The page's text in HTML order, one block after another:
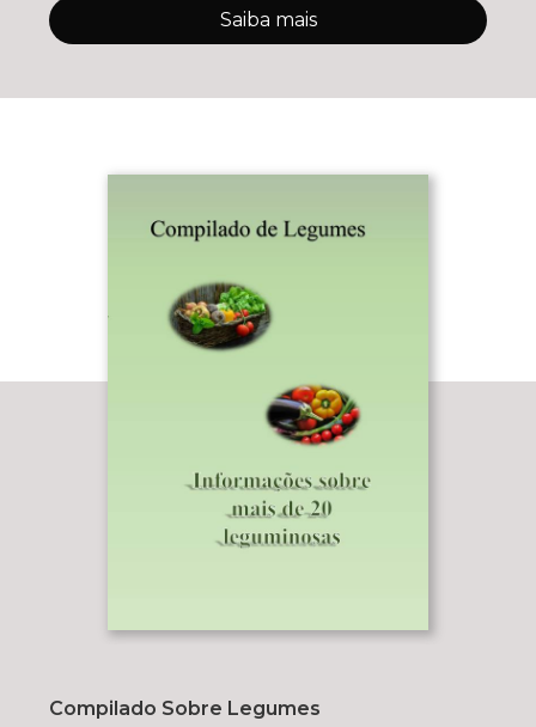
Saiba mais
Compilado Sobre Legumes